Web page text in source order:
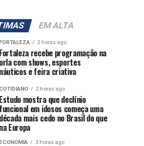
EM ALTA
FORTALEZA 2 horas ago
Fortaleza recebe programação na
orla com shows, esportes
náuticos e feira criativa
COTIDIANO 2 horas ago
Estudo mostra que declínio
funcional em idosos começa uma
década mais cedo no Brasil do que
na Europa
ECONOMIA 3 horas ago